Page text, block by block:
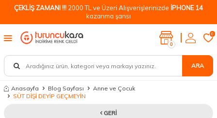
ÇEKLİŞ ZAMANI !!! 2000 TL ve Üzeri Alışverişlerinizde İPHONE 14
kazanma şansı
ARA
0
0
Anasayfa Blog Sayfası
Anne ve Çocuk
SÜT DİŞİ DEYİP GEÇMEYİN
GERI